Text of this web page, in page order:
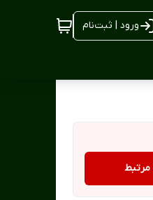
ورود | ثبت‌نام